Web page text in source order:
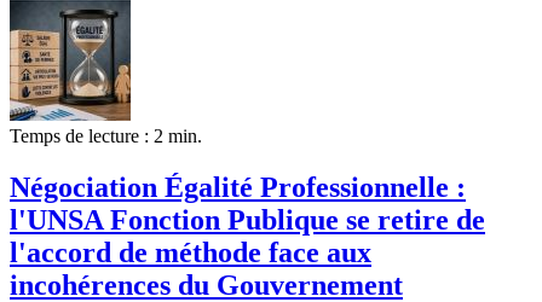
Temps de lecture : 2 min.
Négociation Égalité Professionnelle :
l'UNSA Fonction Publique se retire de
l'accord de méthode face aux
incohérences du Gouvernement